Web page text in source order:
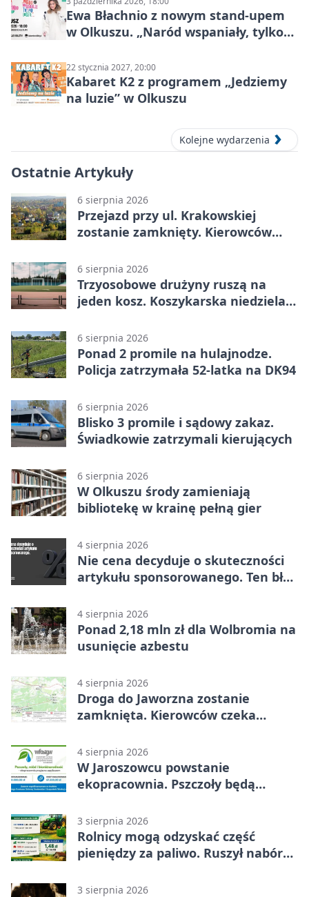
Ewa Błachnio z nowym stand-upem
w Olkuszu. „Naród wspaniały, tylko
22 stycznia 2027, 20:00
Kabaret K2 z programem „Jedziemy
na luzie” w Olkuszu
Kolejne wydarzenia
Ostatnie Artykuły
6 sierpnia 2026
Przejazd przy ul. Krakowskiej
zostanie zamknięty. Kierowców
6 sierpnia 2026
Trzyosobowe drużyny ruszą na
jeden kosz. Koszykarska niedziela
6 sierpnia 2026
Ponad 2 promile na hulajnodze.
Policja zatrzymała 52-latka na DK94
6 sierpnia 2026
Blisko 3 promile i sądowy zakaz.
Świadkowie zatrzymali kierujących
6 sierpnia 2026
W Olkuszu środy zamieniają
bibliotekę w krainę pełną gier
4 sierpnia 2026
Nie cena decyduje o skuteczności
artykułu sponsorowanego. Ten błąd
4 sierpnia 2026
Ponad 2,18 mln zł dla Wolbromia na
usunięcie azbestu
4 sierpnia 2026
Droga do Jaworzna zostanie
zamknięta. Kierowców czeka
4 sierpnia 2026
W Jaroszowcu powstanie
ekopracownia. Pszczoły będą
3 sierpnia 2026
Rolnicy mogą odzyskać część
pieniędzy za paliwo. Ruszył nabór
3 sierpnia 2026